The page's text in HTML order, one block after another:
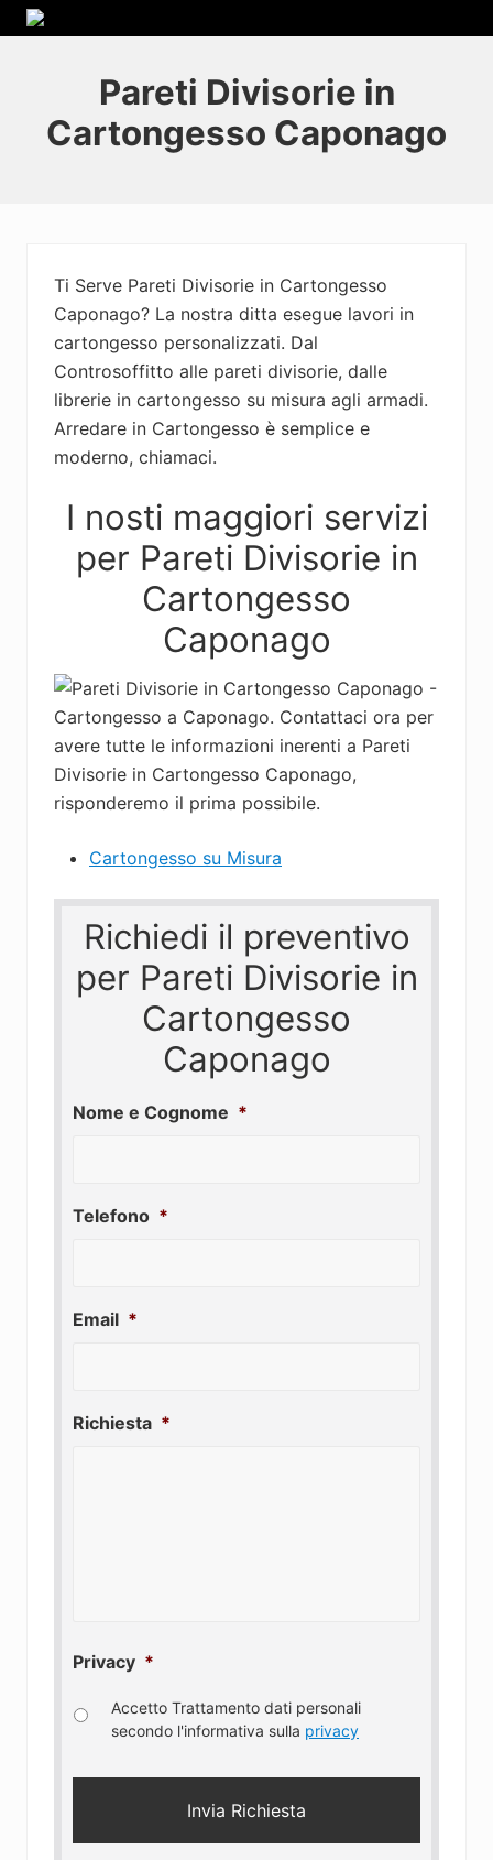
Menu
Passa
alla
Skip
to
Passa
al
Passa
al
pagina
La
lavori
pareti
divisorie,
dalle
librerie
cartongesso
misura
Arredare
Cartongesso
Pareti Divisorie in
Cartongesso Caponago
Ti Serve Pareti Divisorie in Cartongesso
Caponago? La nostra ditta esegue lavori in
cartongesso personalizzati. Dal
Controsoffitto alle pareti divisorie, dalle
librerie in cartongesso su misura agli armadi.
Arredare in Cartongesso è semplice e
moderno, chiamaci.
I nosti maggiori servizi
per Pareti Divisorie in
Cartongesso
Caponago
Cartongesso su Misura
Richiedi il preventivo
per Pareti Divisorie in
Cartongesso
Caponago
Nome e Cognome *
Telefono *
Email *
Richiesta *
Privacy *
Accetto Trattamento dati personali
secondo l'informativa sulla privacy